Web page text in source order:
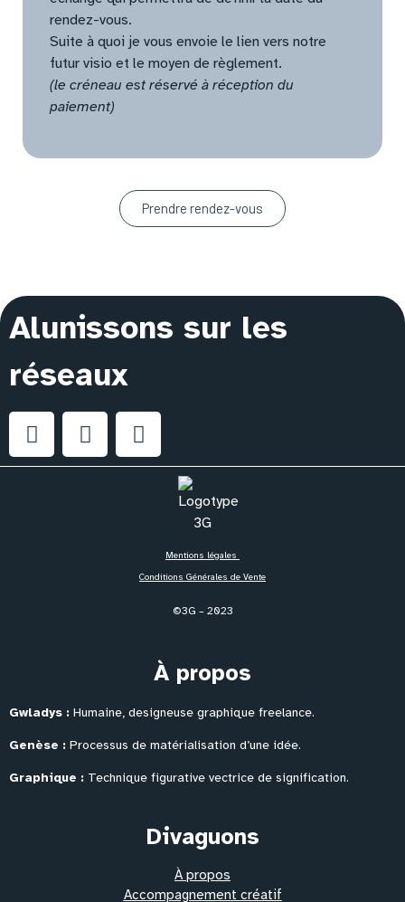
rendez-vous.
Suite à quoi je vous envoie le lien vers notre
futur visio et le moyen de règlement.
(le créneau est réservé à réception du
paiement)
Prendre rendez-vous
Alunissons sur les
réseaux
Mentions légales
Conditions Générales de Vente
©3G – 2023
À propos
Gwladys : Humaine, designeuse graphique freelance.
Genèse : Processus de matérialisation d’une idée.
Graphique : Technique figurative vectrice de signification.
Divaguons
À propos
Accompagnement créatif